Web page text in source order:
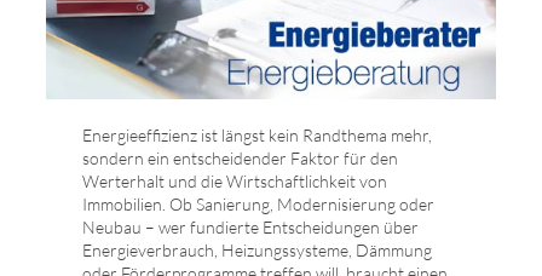
Energieeffizienz ist längst kein Randthema mehr,
sondern ein entscheidender Faktor für den
Werterhalt und die Wirtschaftlichkeit von
Immobilien. Ob Sanierung, Modernisierung oder
Neubau – wer fundierte Entscheidungen über
Energieverbrauch, Heizungssysteme, Dämmung